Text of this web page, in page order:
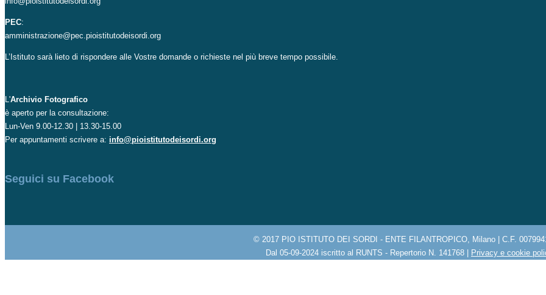
PEC:
amministrazione@pec.pioistitutodeisordi.org
L’Istituto sarà lieto di rispondere alle Vostre domande o richieste nel più breve tempo possibile.
L'Archivio Fotografico
è aperto per la consultazione:
Lun-Ven 9.00-12.30 | 13.30-15.00
Per appuntamenti scrivere a: info@pioistitutodeisordi.org
Seguici su Facebook
© 2017 PIO ISTITUTO DEI SORDI - ENTE FILANTROPICO, Milano | C.F.
Dal 05-09-2024 iscritto al RUNTS - Repertorio N. 141768 |
Privacy e cookie